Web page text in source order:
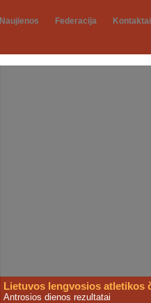
Naujienos Federacija Kontaktai
Lietuvos lengvosios atletikos
Antrosios dienos rezultatai